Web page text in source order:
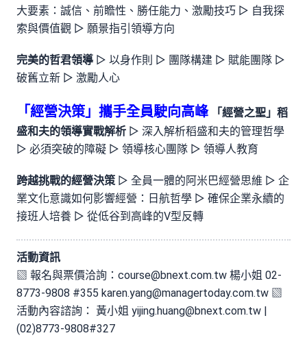
大要素：誠信、前瞻性、勝任能力、激勵技巧 ▻ 自我探
索與價值觀 ▻ 願景指引領導方向
完美的哲君領導 ▻ 以身作則 ▻ 團隊構建 ▻ 賦能團隊 ▻
破舊立新 ▻ 激勵人心
「經營決策」攜手全員駛向高峰
「經營之聖」稻
盛和夫的領導實戰解析 ▻ 深入解析稻盛和夫的管理哲學
▻ 必須突破的障礙 ▻ 領導核心團隊 ▻ 領導人教育
跨越挑戰的經營決策▻ 全員一體的阿米巴經營思維 ▻ 企
業文化意識如何影響經營：日航哲學 ▻ 確保企業永續的
接班人培養 ▻ 從低谷到高峰的V型反轉
活動資訊
▧ 報名與票價洽詢： course@bnext.com.tw 楊小姐 02-
8773-9808 #355 karen.yang@managertoday.com.tw ▧
活動內容諮詢： 黃小姐 yijing.huang@bnext.com.tw |
(02)8773-9808#327